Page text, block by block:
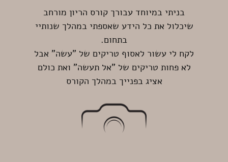
בניתי במיוחד עבורך קורס הריון מורחב
שיכלול את כל הידע שאספתי במהלך שנותיי
בתחום.
לקח לי עשור לאסוף טריקים של "עשה" אבל
לא פחות טריקים של "אל תעשה" ואת כולם
אציג בפנייך במהלך הקורס